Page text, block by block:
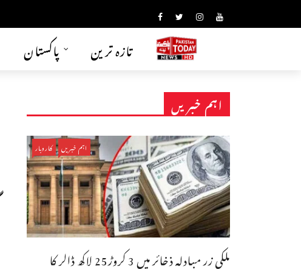
پاکستان تازہ ترین
اہم خبریں
اہم خبریں کاروبار
ملکی زر مبادلہ ذخائر میں 3 کروڑ25 لاکھ ڈالر کا